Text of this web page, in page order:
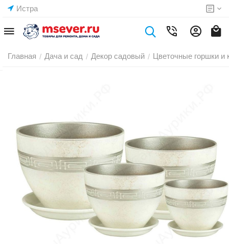
Истра
Главная / Дача и сад / Декор садовый / Цветочные горшки и